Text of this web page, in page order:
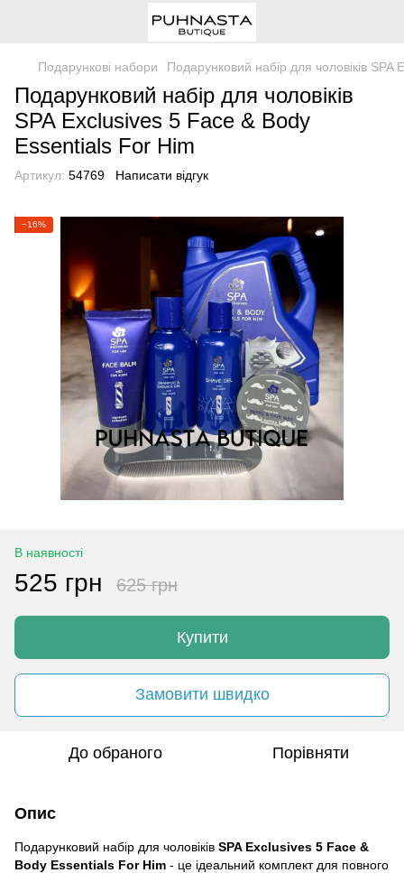
Подарункові набори Подарунковий набір для чоловіків
Подарунковий набір для чоловіків
SPA Exclusives 5 Face & Body
Essentials For Him
Артикул: 54769 Написати відгук
−16%
В наявності
525 грн 625 грн
Купити
Замовити швидко
До обраного Порівняти
Опис
Подарунковий набір для чоловіків SPA Exclusives 5 Face &
Body Essentials For Him - це ідеальний комплект для повного